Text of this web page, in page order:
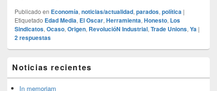
Publicado en Economía, noticias/actualidad, parados, política |
Etiquetado Edad Media, El Oscar, Herramienta, Honesto, Los
Sindicatos, Ocaso, Origen, RevolucióN Industrial, Trade Unions, Ya |
2 respuestas
área
de
widget
Noticias recientes
In memoriam